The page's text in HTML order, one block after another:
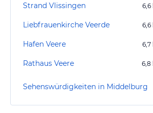
Strand Vlissingen 6,6
Liebfrauenkirche Veerde 6,6
Hafen Veere 6,7
Rathaus Veere 6,8
Sehenswürdigkeiten in Middelburg